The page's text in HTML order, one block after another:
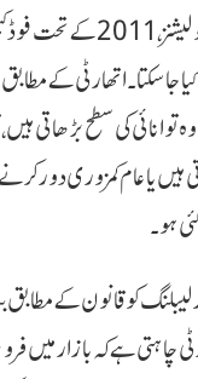
بیان میں کہا گیا ہے کہ فوڈ پروڈکٹس اسٹینڈرڈز
جا سکتا۔ اتھارٹی کے
کی سطح بڑھاتی ہیں،
ہیں یا عام کمزوری دور
ہو۔
لیبلنگ کو قانون کے
چاہتی ہے کہ بازار میں